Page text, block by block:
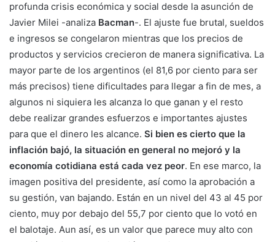
profunda crisis económica y social desde la asunción de
Javier Milei -analiza Bacman-. El ajuste fue brutal, sueldos
e ingresos se congelaron mientras que los precios de
productos y servicios crecieron de manera significativa. La
mayor parte de los argentinos (el 81,6 por ciento para ser
más precisos) tiene dificultades para llegar a fin de mes, a
algunos ni siquiera les alcanza lo que ganan y el resto
debe realizar grandes esfuerzos e importantes ajustes
para que el dinero les alcance. Si bien es cierto que la
inflación bajó, la situación en general no mejoró y la
economía cotidiana está cada vez peor. En ese marco, la
imagen positiva del presidente, así como la aprobación a
su gestión, van bajando. Están en un nivel del 43 al 45 por
ciento, muy por debajo del 55,7 por ciento que lo votó en
el balotaje. Aun así, es un valor que parece muy alto con